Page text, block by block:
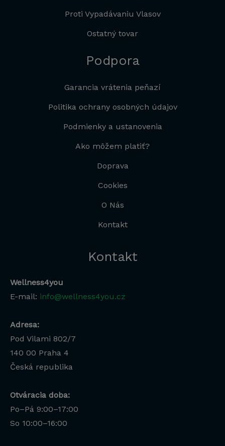
Proti Vypadávaniu Vlasov
Ostatný tovar
Podpora
Garancia vrátenia peňazí
Politika ochrany osobných údajov
Podmienky a ustanovenia
Ako môžem platiť?
Doprava
Cookies
O Nás
Kontakt
Kontakt
Wellness4you
E-mail: info@wellness4you.cz
Adresa:
Pod Vilami 802/7
140 00 Praha 4
Česká republika
Otváracia doba:
Po–Pá 9:00–17:00
So 10:00–16:00
Lucia